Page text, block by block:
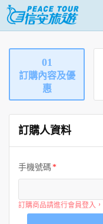
01
訂購內容及優
惠
訂購人資料
手機號碼
訂購商品請進行會員登入